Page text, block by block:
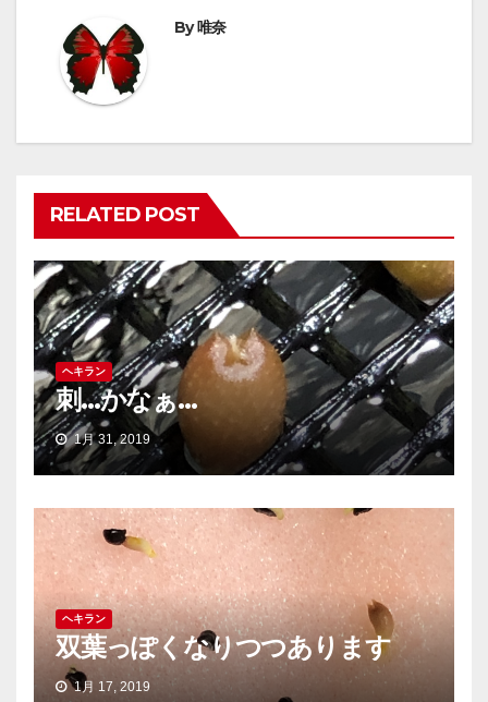
ナ
ビ
ゲ
ー
シ
ョ
ン
By唯奈
RELATED POST
ヘキラン
刺…かなぁ…
1月 31, 2019
ヘキラン
双葉っぽくなりつつあります
1月 17, 2019